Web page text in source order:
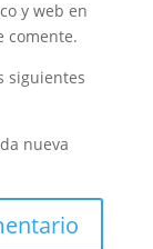
y web en
comente.
siguientes
nueva